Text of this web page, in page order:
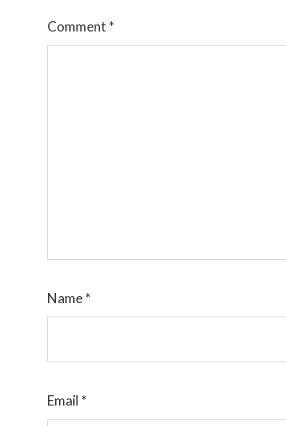
Comment *
Name*
Email *